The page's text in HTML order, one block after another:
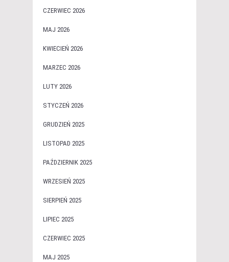
CZERWIEC 2026
MAJ 2026
KWIECIEŃ 2026
MARZEC 2026
LUTY 2026
STYCZEŃ 2026
GRUDZIEŃ 2025
LISTOPAD 2025
PAŹDZIERNIK 2025
WRZESIEŃ 2025
SIERPIEŃ 2025
LIPIEC 2025
CZERWIEC 2025
MAJ 2025